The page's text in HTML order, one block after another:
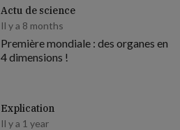
Actu de science
Il y a 8 months
Première mondiale : des organes en
4 dimensions !
Explication
Il y a 1 year